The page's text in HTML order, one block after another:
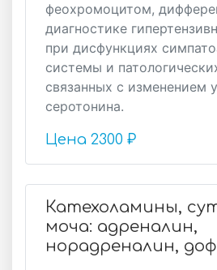
феохромоцитом,
диагностике
при дисфункциях
системы и
связанных с изменением
серотонина.
Цена 2300 ₽
Катехоламины,
моча: адреналин,
норадреналин,